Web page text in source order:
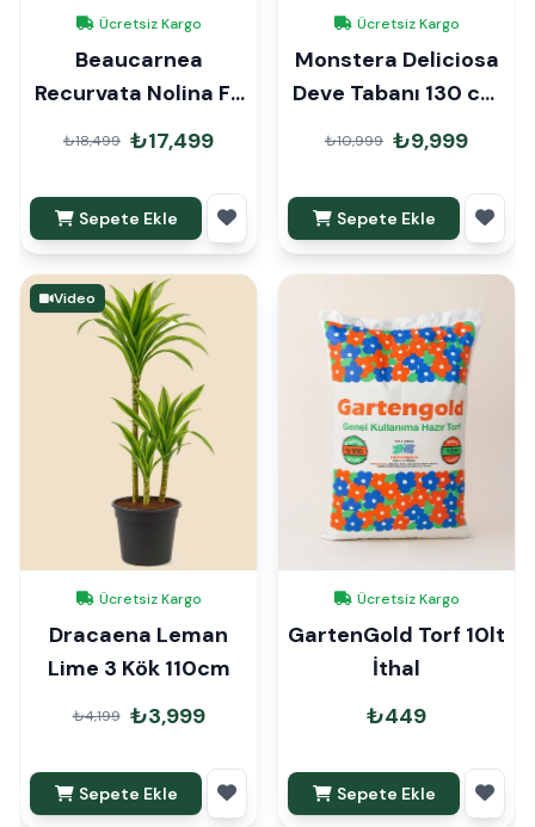
Ücretsiz Kargo
Beaucarnea
Recurvata Nolina Fil
Ayağı 100-110cm
₺18,499 ₺17,499
Sepete Ekle
Ücretsiz Kargo
Monstera Deliciosa
Deve Tabanı 130 cm
Mons Çubuklu
₺10,999 ₺9,999
Sepete Ekle
Video
Ücretsiz Kargo
Dracaena Leman
Lime 3 Kök 110cm
₺4,199 ₺3,999
Sepete Ekle
Ücretsiz Kargo
GartenGold Torf 10lt
İthal
₺449
Sepete Ekle